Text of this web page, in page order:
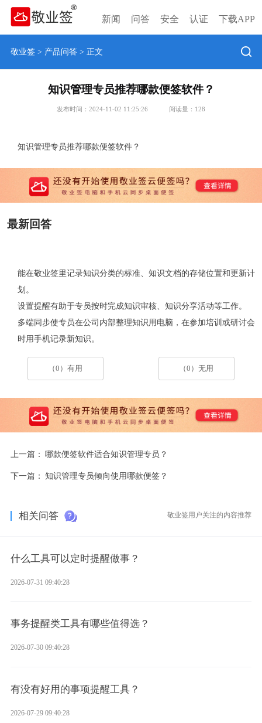
新闻 问答 安全 认证 下载APP
敬业签> 产品问答> 正文
知识管理专员推荐哪款便签软件？
发布时间：2024-11-02 11:25:26 阅读量： 128
知识管理专员推荐哪款便签软件？
最新回答
能在敬业签里记录知识分类的标准、知识文档的存储位置和更新计
划。
设置提醒有助于专员按时完成知识审核、知识分享活动等工作。
多端同步使专员在公司内部整理知识用电脑，在参加培训或研讨会
时用手机记录新知识。
（0）有用 （0）无用
上一篇： 哪款便签软件适合知识管理专员？
下一篇： 知识管理专员倾向使用哪款便签？
相关问答 敬业签用户关注的内容推荐
什么工具可以定时提醒做事？
2026-07-31 09:40:28
事务提醒类工具有哪些值得选？
2026-07-30 09:40:28
有没有好用的事项提醒工具？
2026-07-29 09:40:28